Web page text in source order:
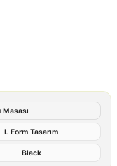
L Form Tasarım
Black